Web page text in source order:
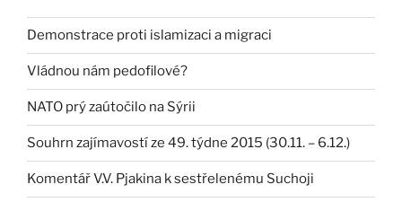
Demonstrace proti islamizaci a migraci
Vládnou nám pedofilové?
NATO prý zaútočilo na Sýrii
Souhrn zajímavostí ze 49. týdne 2015 (30.11. – 6.12.)
Komentář V.V. Pjakina k sestřelenému Suchoji